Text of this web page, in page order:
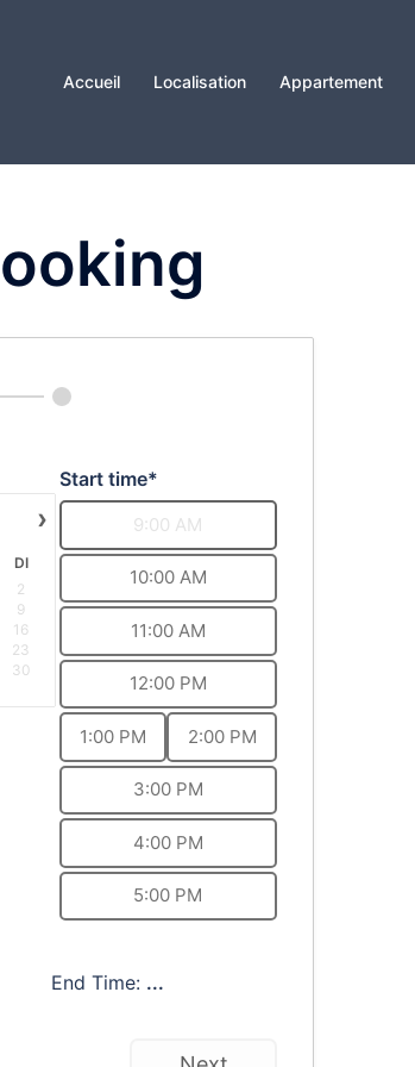
Accueil Localisation Appartement
›
DI
2
9
16
23
30
Start time*
9:00 AM
10:00 AM
11:00 AM
12:00 PM
1:00 PM 2:00 PM
3:00 PM
4:00 PM
5:00 PM
End Time: ...